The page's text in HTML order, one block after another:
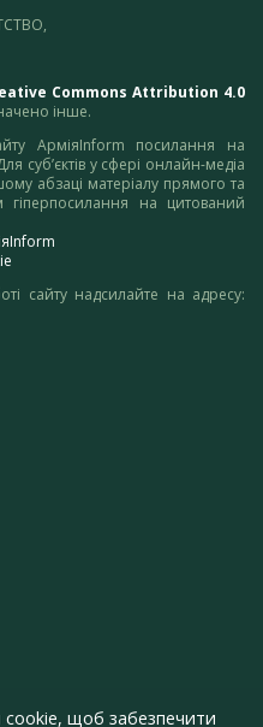
Commons Attribution 4.0
інше.
АрміяInform посилання на
суб’єктів у сфері онлайн-медіа
абзаці матеріалу прямого та
гіперпосилання на цитований
сайту надсилайте на адресу:
щоб забезпечити